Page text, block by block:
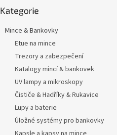
kategorie
Kategorie
Mince & Bankovky
Etue na mince
Trezory a zabezpečení
Katalogy mincí & bankovek
UV lampy a mikroskopy
Čističe & Hadříky & Rukavice
Lupy a baterie
Úložné systémy pro bankovky